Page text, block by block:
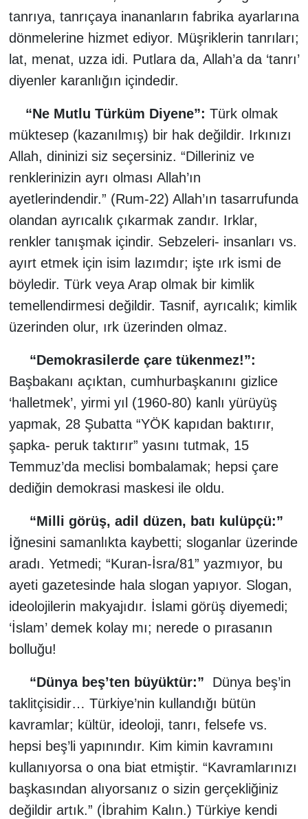
tanrıya, tanrıçaya inananların fabrika ayarlarına
dönmelerine hizmet ediyor. Müşriklerin tanrıları;
lat, menat, uzza idi. Putlara da, Allah’a da ‘tanrı’
diyenler karanlığın içindedir.
“Ne Mutlu Türküm Diyene”: Türk olmak
müktesep (kazanılmış) bir hak değildir. Irkınızı
Allah, dininizi siz seçersiniz. “Dilleriniz ve
renklerinizin ayrı olması Allah’ın
ayetlerindendir.” (Rum-22) Allah’ın tasarrufunda
olandan ayrıcalık çıkarmak zandır. Irklar,
renkler tanışmak içindir. Sebzeleri- insanları vs.
ayırt etmek için isim lazımdır; işte ırk ismi de
böyledir. Türk veya Arap olmak bir kimlik
temellendirmesi değildir. Tasnif, ayrıcalık; kimlik
üzerinden olur, ırk üzerinden olmaz.
“Demokrasilerde çare tükenmez!”:
Başbakanı açıktan, cumhurbaşkanını gizlice
‘halletmek’, yirmi yıl (1960-80) kanlı yürüyüş
yapmak, 28 Şubatta “YÖK kapıdan baktırır,
şapka- peruk taktırır” yasını tutmak, 15
Temmuz’da meclisi bombalamak; hepsi çare
dediğin demokrasi maskesi ile oldu.
“Milli görüş, adil düzen, batı kulüpçü:”
İğnesini samanlıkta kaybetti; sloganlar üzerinde
aradı. Yetmedi; “Kuran-İsra/81” yazmıyor, bu
ayeti gazetesinde hala slogan yapıyor. Slogan,
ideolojilerin makyajıdır. İslami görüş diyemedi;
‘İslam’ demek kolay mı; nerede o pırasanın
bolluğu!
“Dünya beş’ten büyüktür:” Dünya beş’in
taklitçisidir… Türkiye’nin kullandığı bütün
kavramlar; kültür, ideoloji, tanrı, felsefe vs.
hepsi beş’li yapınındır. Kim kimin kavramını
kullanıyorsa o ona biat etmiştir. “Kavramlarınızı
başkasından alıyorsanız o sizin gerçekliğiniz
değildir artık.” (İbrahim Kalın.) Türkiye kendi